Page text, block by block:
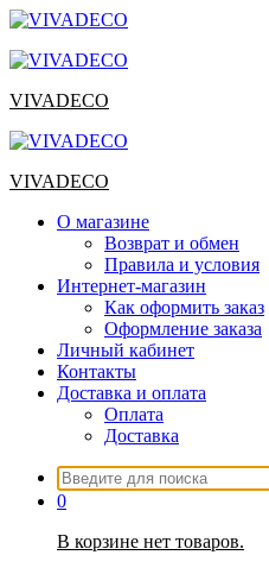
Перейти
содержимому
VIVADECO
VIVADECO
О магазине
Возврат и обмен
Правила и условия
Интернет-магазин
Как оформить заказ
Оформление заказа
Личный кабинет
Контакты
Доставка и оплата
Оплата
Доставка
Искать:
0
В корзине нет товаров.